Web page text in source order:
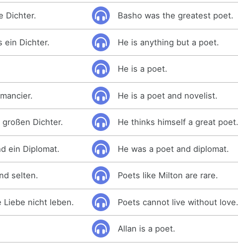
Dichter. Basho was the greatest poet.
ein Dichter. He is anything but a poet.
He is a poet.
He is a poet and novelist.
Dichter. He thinks himself a great poet.
ein Diplomat. He was a poet and diplomat.
selten. Poets like Milton are rare.
Liebe nicht leben. Poets cannot live without love.
Allan is a poet.